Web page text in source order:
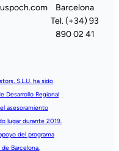
Barcelona
Tel. (+34) 93
890 02 41
S.L.U. ha sido
Desarrollo Regional
asesoramiento
lugar durante 2019.
del programa
de Barcelona.